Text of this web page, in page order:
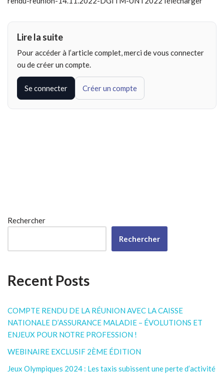
Lire la suite
Pour accéder à l’article complet, merci de vous connecter
ou de créer un compte.
Se connecter Créer un compte
Rechercher
Rechercher
Recent Posts
COMPTE RENDU DE LA RÉUNION AVEC LA CAISSE
NATIONALE D’ASSURANCE MALADIE – ÉVOLUTIONS ET
ENJEUX POUR NOTRE PROFESSION !
WEBINAIRE EXCLUSIF 2ÈME ÉDITION
Jeux Olympiques 2024 : Les taxis subissent une perte d’activité